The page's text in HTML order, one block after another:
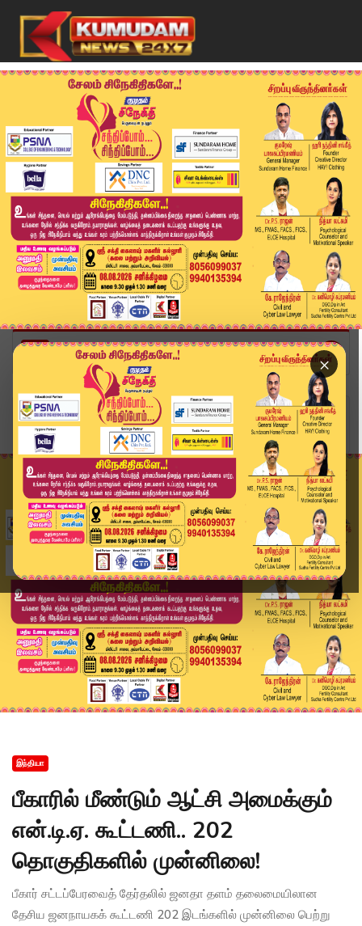
×
Home
இந்தியா
பீகாரில் மீண்டும் ஆட்சி அமைக்கும் என்.டி.ஏ. கூட...
இந்தியா
பீகாரில் மீண்டும் ஆட்சி அமைக்கும்
என்.டி.ஏ. கூட்டணி.. 202
தொகுதிகளில் முன்னிலை!
பீகார் சட்டப்பேரவைத் தேர்தலில் ஜனதா தளம் தலைமையிலான
தேசிய ஜனநாயகக் கூட்டணி 202 இடங்களில் முன்னிலை பெற்று